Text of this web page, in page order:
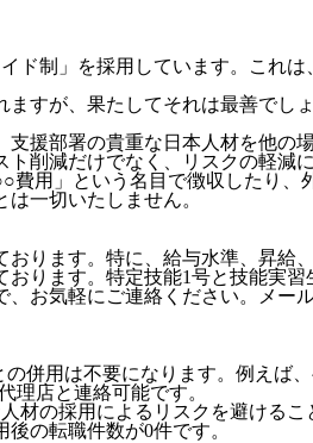
ド制」を採用 しています。これ
すが、果たしてそれは最善でし
援部署の貴重な日本人材を他の
削減だけでなく、リスクの軽減に
用」という名目で徴収したり、
一切いたしません。
ります。特に、給与水準、昇給
おります。特定技能1号と技能実
お気軽にご連絡ください。メー
併用は不要になります。例えば
理店と連絡可能です。
材の採用によるリスクを避ける
の転職件数が0件です。